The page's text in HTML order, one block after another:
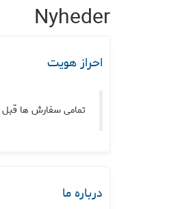
Nyheder
احراز هویت
تمامی سفارش ها قبل
درباره ما